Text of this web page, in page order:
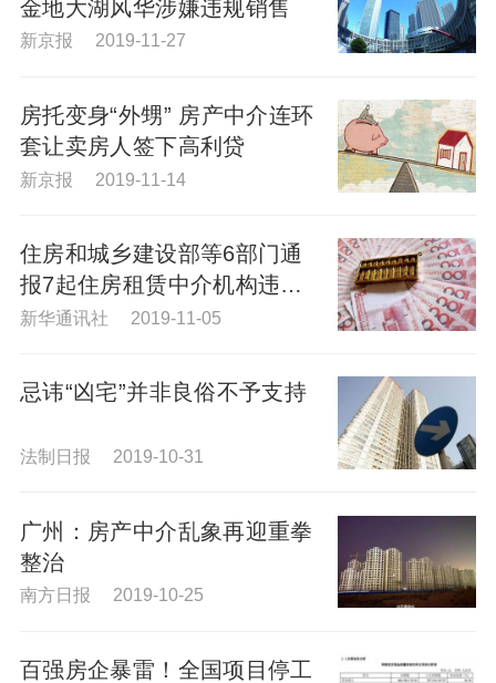
金地大湖风华涉嫌违规销售
新京报 2019-11-27
房托变身“外甥” 房产中介连环
套让卖房人签下高利贷
新京报 2019-11-14
住房和城乡建设部等6部门通
报7起住房租赁中介机构违法
违规典型案例
新华通讯社 2019-11-05
忌讳“凶宅”并非良俗不予支持
法制日报 2019-10-31
广州：房产中介乱象再迎重拳
整治
南方日报 2019-10-25
百强房企暴雷！全国项目停工